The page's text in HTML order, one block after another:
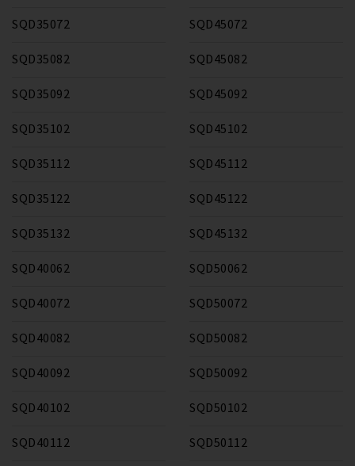
SQD35072
SQD35082
SQD35092
SQD35102
SQD35112
SQD35122
SQD35132
SQD40062
SQD40072
SQD40082
SQD40092
SQD40102
SQD40112
SQD45072
SQD45082
SQD45092
SQD45102
SQD45112
SQD45122
SQD45132
SQD50062
SQD50072
SQD50082
SQD50092
SQD50102
SQD50112